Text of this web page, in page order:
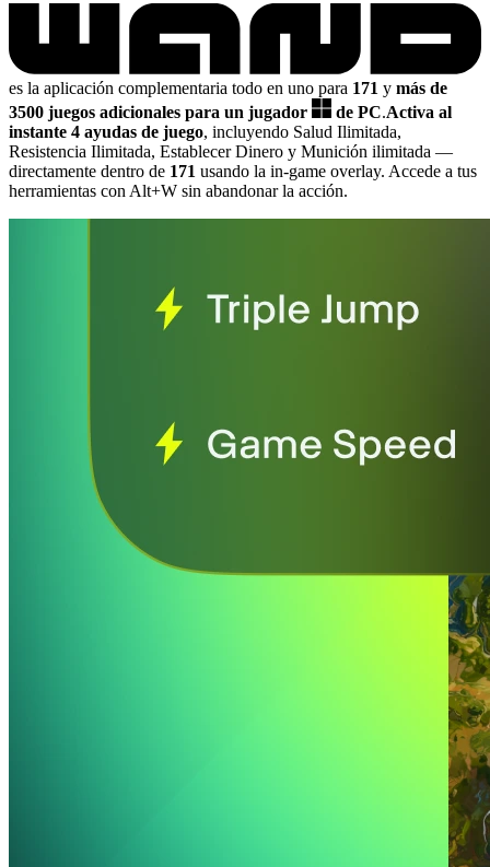
es la aplicación complementaria todo en uno para 171 y más de
3500 juegos adicionales para un jugador
de PC.Activa al
instante 4 ayudas de juego, incluyendo Salud Ilimitada,
Resistencia Ilimitada, Establecer Dinero y Munición ilimitada —
directamente dentro de 171 usando la in-game overlay. Accede a tus
herramientas con Alt+W sin abandonar la acción.